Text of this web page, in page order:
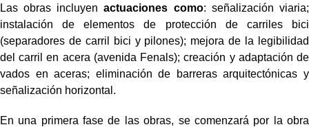
Las obras incluyenactuaciones como: señalización viaria;
instalación de elementos de protección de carriles bici
(separadores de carril bici y pilones); mejora de la legibilidad
del carril en acera (avenida Fenals); creación y adaptación de
vados en aceras; eliminación de barreras arquitectónicas y
señalización horizontal.
En una primera fase de las obras, se comenzará por la obra